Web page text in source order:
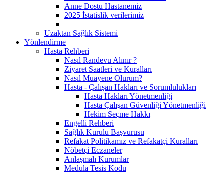
Anne Dostu Hastanemiz
2025 İstatislik verilerimiz
Uzaktan Sağlık Sistemi
Yönlendirme
Hasta Rehberi
Nasıl Randevu Alınır ?
Ziyaret Saatleri ve Kuralları
Nasıl Muayene Olurum?
Hasta - Çalışan Hakları ve Sorumlulukları
Hasta Hakları Yönetmenliği
Hasta Çalışan Güvenliği Yönetmenliği
Hekim Seçme Hakkı
Engelli Rehberi
Sağlık Kurulu Başvurusu
Refakat Politikamız ve Refakatçi Kuralları
Nöbetçi Eczaneler
Anlaşmalı Kurumlar
Medula Tesis Kodu